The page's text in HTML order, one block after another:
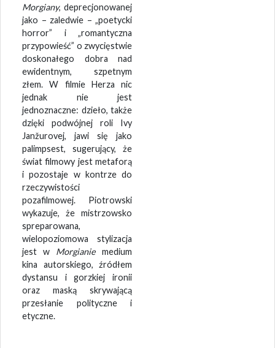
Morgiany, deprecjonowanej
jako – zaledwie – „poetycki
horror” i „romantyczna
przypowieść” o zwycięstwie
doskonałego dobra nad
ewidentnym, szpetnym
złem. W filmie Herza nic
jednak nie jest
jednoznaczne: dzieło, także
dzięki podwójnej roli Ivy
Janžurovej, jawi się jako
palimpsest, sugerujący, że
świat filmowy jest metaforą
i pozostaje w kontrze do
rzeczywistości
pozafilmowej. Piotrowski
wykazuje, że mistrzowsko
spreparowana,
wielopoziomowa stylizacja
jest w Morgianie medium
kina autorskiego, źródłem
dystansu i gorzkiej ironii
oraz maską skrywającą
przesłanie polityczne i
etyczne.